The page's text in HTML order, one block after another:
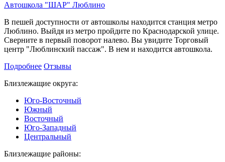
Автошкола "ШАР" Люблино
В пешей доступности от автошколы находится станция метро
Люблино. Выйдя из метро пройдите по Краснодарской улице.
Сверните в первый поворот налево. Вы увидите Торговый
центр "Люблинский пассаж". В нем и находится автошкола.
Подробнее Отзывы
Близлежащие округа:
Юго-Восточный
Южный
Восточный
Юго-Западный
Центральный
Близлежащие районы: